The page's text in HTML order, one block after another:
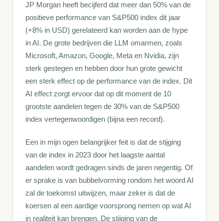
JP Morgan heeft becijferd dat meer dan 50% van de
positieve performance van S&P500 index dit jaar
(+8% in USD) gerelateerd kan worden aan de hype
in AI. De grote bedrijven die LLM omarmen, zoals
Microsoft, Amazon, Google, Meta en Nvidia, zijn
sterk gestegen en hebben door hun grote gewicht
een sterk effect op de performance van de index. Dit
AI effect zorgt ervoor dat op dit moment de 10
grootste aandelen tegen de 30% van de S&P500
index vertegenwoordigen (bijna een record).
Een in mijn ogen belangrijker feit is dat de stijging
van de index in 2023 door het laagste aantal
aandelen wordt gedragen sinds de jaren negentig. Of
er sprake is van bubbelvorming rondom het woord AI
zal de toekomst uitwijzen, maar zeker is dat de
koersen al een aardige voorsprong nemen op wat AI
in realiteit kan brengen. De stijging van de